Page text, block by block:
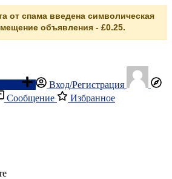
от спама введена символическая
объявления - £0.25.
Вход/Регистрация
Сообщение Избранное